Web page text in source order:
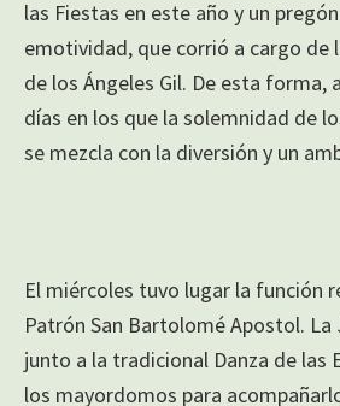
las Fiestas en este año y un
emotividad, que corrió a cargo de
de los Ángeles Gil. De esta forma,
días en los que la solemnidad de
se mezcla con la diversión y un
El miércoles tuvo lugar la función
Patrón San Bartolomé Apostol. La
junto a la tradicional Danza de las
los mayordomos para